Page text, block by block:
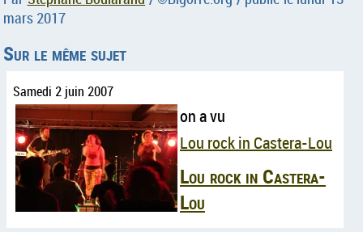
mars 2017
Sur le même sujet
Samedi 2 juin 2007
on a vu
Lou rock in Castera-Lou
Lou rock in Castera-
Lou